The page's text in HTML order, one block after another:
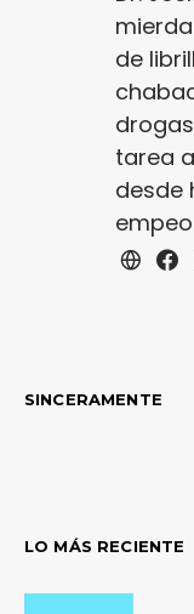
de
tarea
desde
SINCERAMENTE
LO MÁS RECIENTE